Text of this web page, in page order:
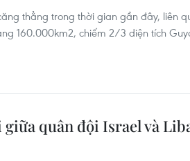
thẳng trong thời gian gần đây, liên
160.000km2, chiếm 2/3 diện tích
quân đội Israel và